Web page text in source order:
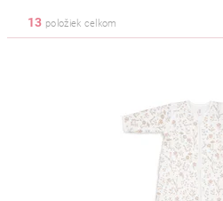
13 položiek celkom